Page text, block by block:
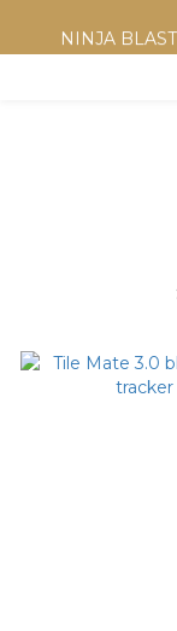
NINJA BLAST
NINJA BLAST